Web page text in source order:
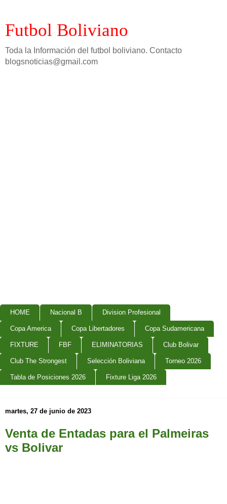
Futbol Boliviano
Toda la Información del futbol boliviano. Contacto
blogsnoticias@gmail.com
HOME Nacional B Division Profesional
Copa America Copa Libertadores Copa Sudamericana
FIXTURE FBF ELIMINATORIAS Club Bolivar
Club The Strongest Selección Boliviana Torneo 2026
Tabla de Posiciones 2026 Fixture Liga 2026
martes, 27 de junio de 2023
Venta de Entadas para el Palmeiras
vs Bolivar